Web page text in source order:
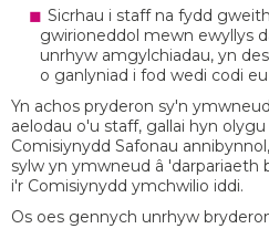
Sicrhau i staff na fydd
gwirioneddol mewn ewyllys
unrhyw amgylchiadau, yn
o ganlyniad i fod wedi codi
Yn achos pryderon sy'n
aelodau o'u staff, gallai hyn
Comisiynydd Safonau
sylw yn ymwneud â 'darpariaeth
i'r Comisiynydd ymchwilio iddi.
Os oes gennych unrhyw